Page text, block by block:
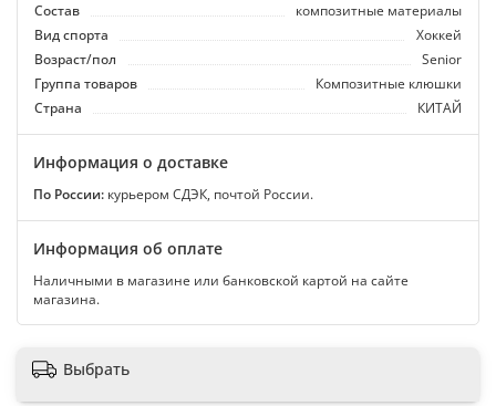
Состав
композитные материалы
Вид спорта
Хоккей
Возраст/пол
Senior
Группа товаров
Композитные клюшки
Страна
КИТАЙ
Информация о доставке
По России: курьером СДЭК, почтой России.
Информация об оплате
Наличными в магазине или банковской картой на сайте
магазина.
Выбрать